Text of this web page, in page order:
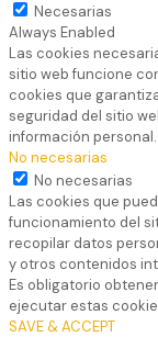
Necesarias
Always Enabled
Las cookies
sitio web funcione
cookies que
seguridad del sitio
información personal.
No necesarias
No necesarias
Las cookies que
funcionamiento del
recopilar datos
y otros contenidos
Es obligatorio
ejecutar estas
SAVE & ACCEPT